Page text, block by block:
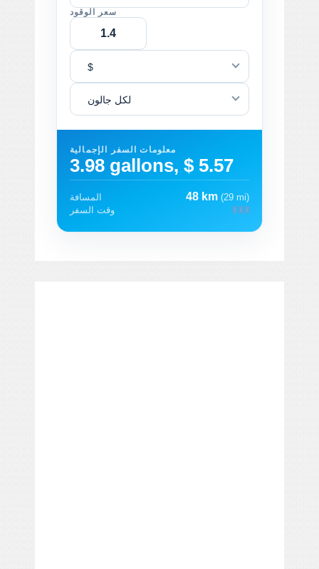
سعر الوقود
$
لكل جالون
معلومات السفر الإجمالية
3.98 gallons, $ 5.57
المسافة 48 km (29 mi)
وقت السفر